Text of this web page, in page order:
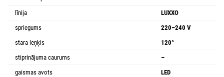
līnija
LUXXO
spriegums
220–240 V
stara leņķis
120°
stiprinājuma caurums
–
gaismas avots
LED